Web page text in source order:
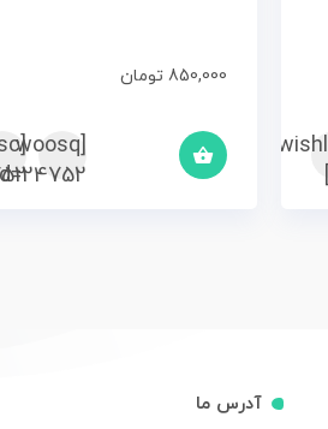
850,000 تومان
[woosq
آدرس ما